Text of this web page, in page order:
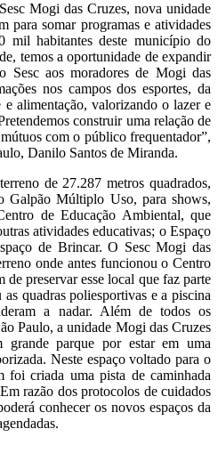
Mogi das Cruzes, nova unidade
para somar programas e atividades
mil habitantes deste município do
temos a oportunidade de expandir
Sesc aos moradores de Mogi das
nos campos dos esportes, da
e alimentação, valorizando o lazer e
construir uma relação de
com o público frequentador”,
Danilo Santos de Miranda.
de 27.287 metros quadrados,
Galpão Múltiplo Uso, para shows,
de Educação Ambiental, que
atividades educativas; o Espaço
de Brincar. O Sesc Mogi das
onde antes funcionou o Centro
preservar esse local que faz parte
quadras poliesportivas e a piscina
a nadar. Além de todos os
Paulo, a unidade Mogi das Cruzes
grande parque por estar em uma
Neste espaço voltado para o
foi criada uma pista de caminhada
razão dos protocolos de cuidados
conhecer os novos espaços da